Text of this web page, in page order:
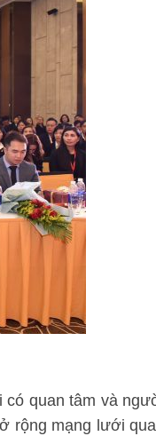
có quan tâm và
rộng mạng lưới